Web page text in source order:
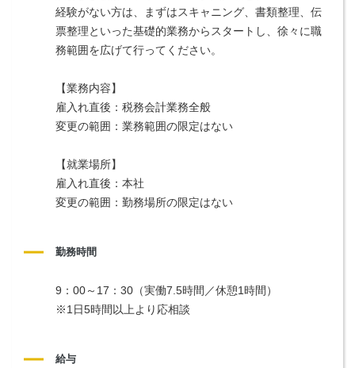
経験がない方は、まずはスキャニング、書類整理、伝
票整理といった基礎的業務からスタートし、徐々に職
務範囲を広げて行ってください。
【業務内容】
雇入れ直後：税務会計業務全般
変更の範囲：業務範囲の限定はない
【就業場所】
雇入れ直後：本社
変更の範囲：勤務場所の限定はない
勤務時間
9：00～17：30（実働7.5時間／休憩1時間）
※1日5時間以上より応相談
給与